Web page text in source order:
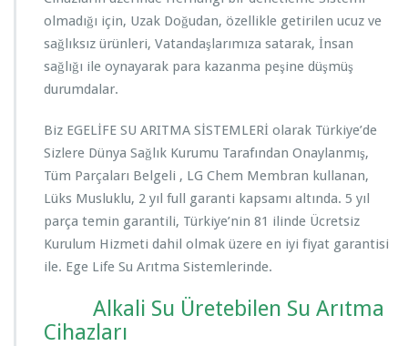
olmadığı için, Uzak Doğudan, özellikle getirilen ucuz ve
sağlıksız ürünleri, Vatandaşlarımıza satarak, İnsan
sağlığı ile oynayarak para kazanma peşine düşmüş
durumdalar.
Biz EGELİFE SU ARITMA SİSTEMLERİ olarak Türkiye’de
Sizlere Dünya Sağlık Kurumu Tarafından Onaylanmış,
Tüm Parçaları Belgeli , LG Chem Membran kullanan,
Lüks Musluklu, 2 yıl full garanti kapsamı altında. 5 yıl
parça temin garantili, Türkiye’nin 81 ilinde Ücretsiz
Kurulum Hizmeti dahil olmak üzere en iyi fiyat garantisi
ile. Ege Life Su Arıtma Sistemlerinde.
Alkali Su Üretebilen Su Arıtma
Cihazları